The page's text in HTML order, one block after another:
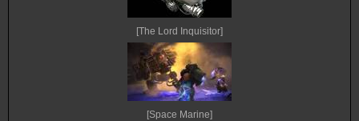
[The Lord Inquisitor]
[Space Marine]